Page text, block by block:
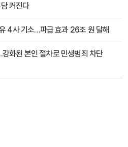
커진다
4사 기소…파급 효과 26조 원 달해
화된 본인 절차로 민생범죄 차단